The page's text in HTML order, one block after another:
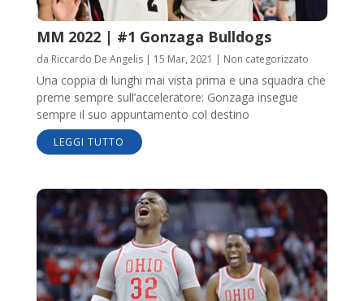
MM 2022 | #1 Gonzaga Bulldogs
da Riccardo De Angelis| 15 Mar, 2021 | Non categorizzato
Una coppia di lunghi mai vista prima e una squadra che
preme sempre sull’acceleratore: Gonzaga insegue
sempre il suo appuntamento col destino
LEGGI TUTTO